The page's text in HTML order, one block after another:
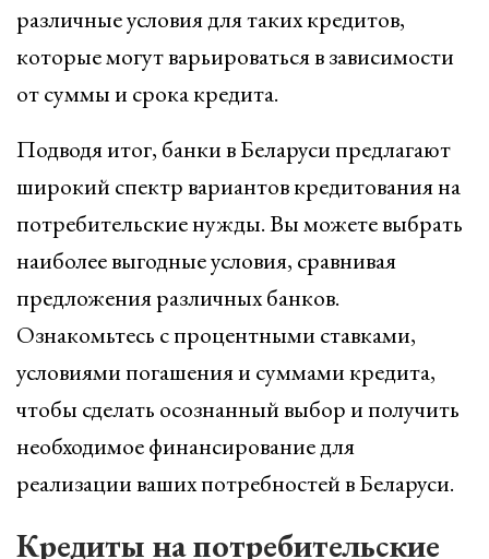
различные условия для таких кредитов,
которые могут варьироваться в зависимости
от суммы и срока кредита.
Подводя итог, банки в Беларуси предлагают
широкий спектр вариантов кредитования на
потребительские нужды. Вы можете выбрать
наиболее выгодные условия, сравнивая
предложения различных банков.
Ознакомьтесь с процентными ставками,
условиями погашения и суммами кредита,
чтобы сделать осознанный выбор и получить
необходимое финансирование для
реализации ваших потребностей в Беларуси.
Кредиты на потребительские